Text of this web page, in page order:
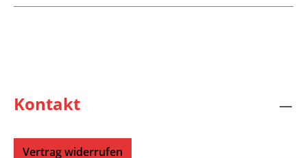
Kontakt
Vertrag widerrufen